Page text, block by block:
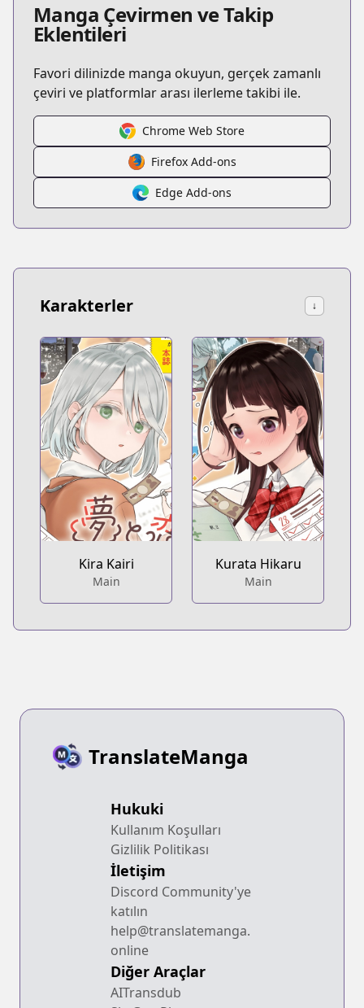
Manga Çevirmen ve Takip
Eklentileri
Favori dilinizde manga okuyun, gerçek zamanlı
çeviri ve platformlar arası ilerleme takibi ile.
Chrome Web Store
Firefox Add-ons
Edge Add-ons
Karakterler ↓
Kira Kairi
Main
Kurata Hikaru
Main
TranslateManga
Hukuki
Kullanım Koşulları
Gizlilik Politikası
İletişim
Discord Community'ye
katılın
help@translatemanga.
online
Diğer Araçlar
AITransdub